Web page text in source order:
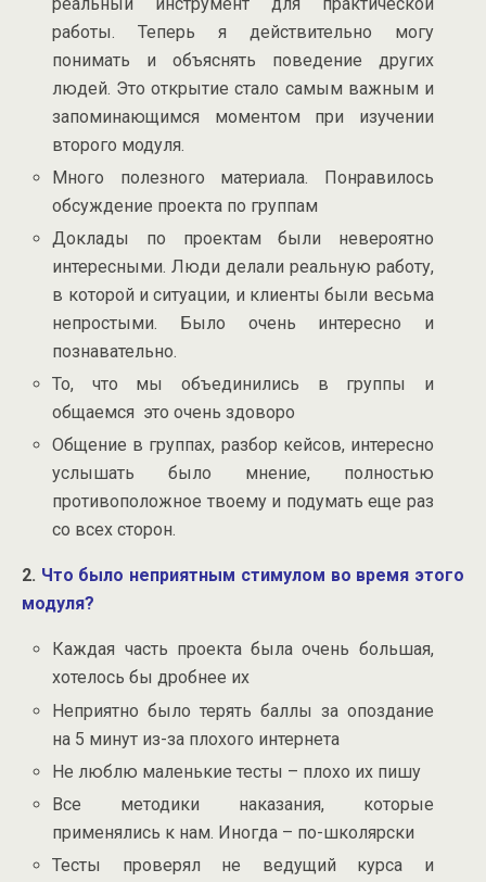
работы. Теперь я действительно могу
понимать и объяснять поведение других
людей. Это открытие стало самым важным и
запоминающимся моментом при изучении
второго модуля.
Много полезного материала. Понравилось
обсуждение проекта по группам
Доклады по проектам были невероятно
интересными. Люди делали реальную работу,
в которой и ситуации, и клиенты были весьма
непростыми. Было очень интересно и
познавательно.
То, что мы объединились в группы и
общаемся это очень здоворо
Общение в группах, разбор кейсов, интересно
услышать было мнение, полностью
противоположное твоему и подумать еще раз
со всех сторон.
2. Что было неприятным стимулом во время этого
модуля?
Каждая часть проекта была очень большая,
хотелось бы дробнее их
Неприятно было терять баллы за опоздание
на 5 минут из-за плохого интернета
Не люблю маленькие тесты – плохо их пишу
Все методики наказания, которые
применялись к нам. Иногда – по-школярски
Тесты проверял не ведущий курса и